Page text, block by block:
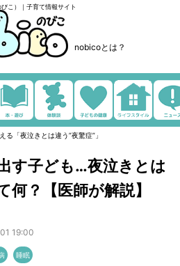
こ）｜子育て情報サイト
nobicoとは？
る「夜泣きとは違う”夜驚症”」
す子ども…夜泣きとは
何？【医師が解説】
19:00
睡眠